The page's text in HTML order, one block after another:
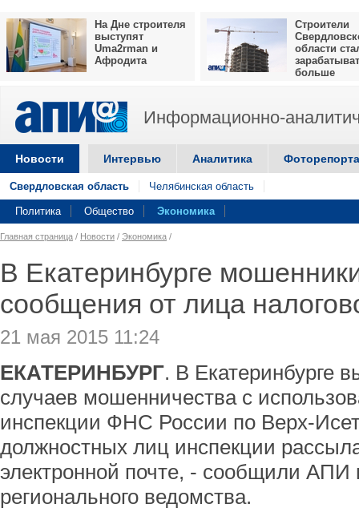
На Дне строителя
выступят
Uma2rman и
Афродита
Строители
области
больше
Информационно-
Новости Интервью Аналитика
Свердловская область Челябинская область
Политика Общество Экономика
Главная страница / Новости / Экономика /
В Екатеринбурге
сообщения от лица
21 мая 2015 11:24
ЕКАТЕРИНБУРГ. В Екатеринбурге
случаев мошенничества с
инспекции ФНС России по Верх-
должностных лиц инспекции
электронной почте, - сообщили АПИ
регионального ведомства.